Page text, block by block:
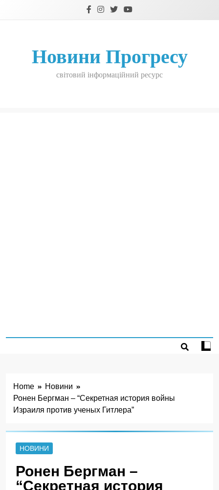
Новини Прогресу
світовий інформаційний ресурс
Home
Новини
Ронен Бергман – “Секретная история войны
Израиля против ученых Гитлера”
НОВИНИ
Ронен Бергман –
“Секретная история